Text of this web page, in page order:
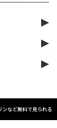
など無料で見られる